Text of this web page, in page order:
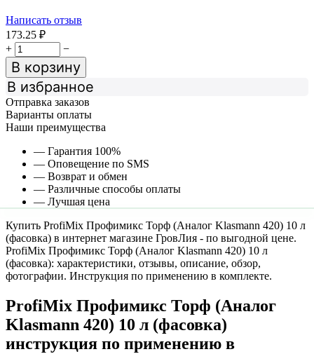
Написать отзыв
173.25 ₽
+
−
В корзину
В избранное
Отправка заказов
Варианты оплаты
Наши преимущества
— Гарантия 100%
— Оповещение по SMS
— Возврат и обмен
— Различные способы оплаты
— Лучшая цена
Купить ProfiMix Профимикс Торф (Аналог Klasmann 420) 10 л
(фасовка) в интернет магазине ГровЛия - по выгодной цене.
ProfiMix Профимикс Торф (Аналог Klasmann 420) 10 л
(фасовка): характеристики, отзывы, описание, обзор,
фотографии. Инструкция по применению в комплекте.
ProfiMix Профимикс Торф (Аналог
Klasmann 420) 10 л (фасовка)
инструкция по применению в